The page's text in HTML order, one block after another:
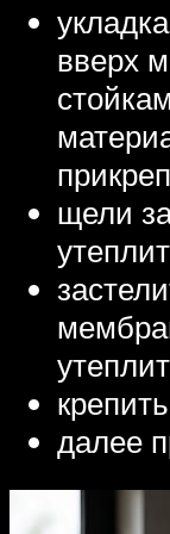
вверх
щели
далее